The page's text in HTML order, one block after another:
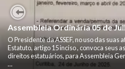
Assembleia Ordinária 04 de
O Presidente da ASSEF, no uso das suas
Estatuto, artigo 15 inciso l, convoca seus
direitos estatuários, para Assembleia
dia 04/07/2026 , …
Previous